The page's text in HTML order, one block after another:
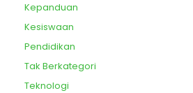
Kepanduan
Kesiswaan
Pendidikan
Tak Berkategori
Teknologi